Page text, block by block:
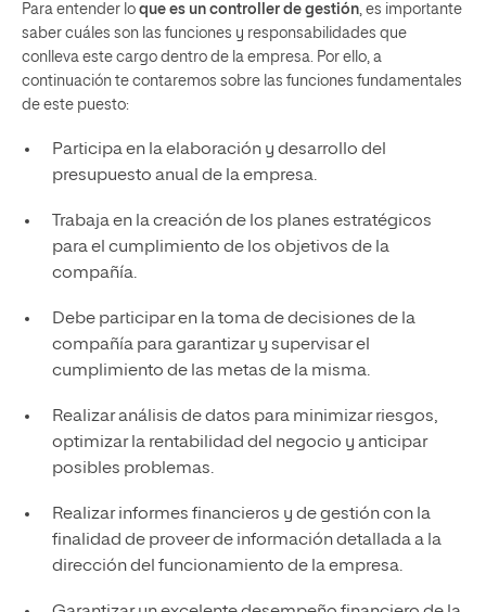
Para entender lo que es un controller de gestión , es importante
saber cuáles son las funciones y responsabilidades que
conlleva este cargo dentro de la empresa. Por ello, a
continuación te contaremos sobre las funciones fundamentales
de este puesto:
Participa en la elaboración y desarrollo del
presupuesto anual de la empresa.
Trabaja en la creación de los planes estratégicos
para el cumplimiento de los objetivos de la
compañía.
Debe participar en la toma de decisiones de la
compañía para garantizar y supervisar el
cumplimiento de las metas de la misma.
Realizar análisis de datos para minimizar riesgos,
optimizar la rentabilidad del negocio y anticipar
posibles problemas.
Realizar informes financieros y de gestión con la
finalidad de proveer de información detallada a la
dirección del funcionamiento de la empresa.